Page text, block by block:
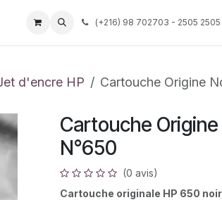
Société Aide
(+216) 98 702703 - 2505 2505
d'encre HP Cartouche Origine
Cartouche Origine
N°650
(0 avis)
Cartouche originale HP 650